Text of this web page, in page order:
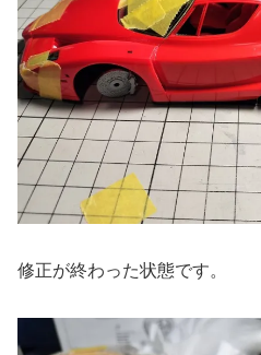
修正が終わった状態です。